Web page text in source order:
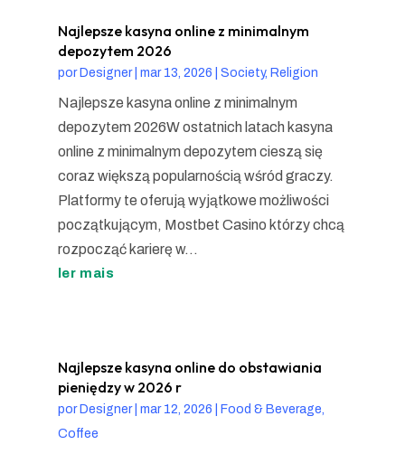
Najlepsze kasyna online z minimalnym
depozytem 2026
porDesigner| mar 13, 2026 Society, Religion
Najlepsze kasyna online z minimalnym
depozytem 2026W ostatnich latach kasyna
online z minimalnym depozytem cieszą się
coraz większą popularnością wśród graczy.
Platformy te oferują wyjątkowe możliwości
początkującym, Mostbet Casino którzy chcą
rozpocząć karierę w...
ler mais
Najlepsze kasyna online do obstawiania
pieniędzy w 2026 r
porDesigner| mar 12, 2026
Food & Beverage,
Coffee